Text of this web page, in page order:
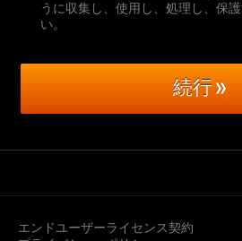
うに収集し、使用し、処理し、保
い。
続行
エンドユーザーライセンス契約